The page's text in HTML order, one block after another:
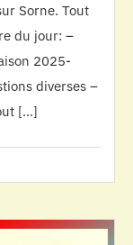
Sorne. Tout
du jour: –
2025-
diverses –
[…]